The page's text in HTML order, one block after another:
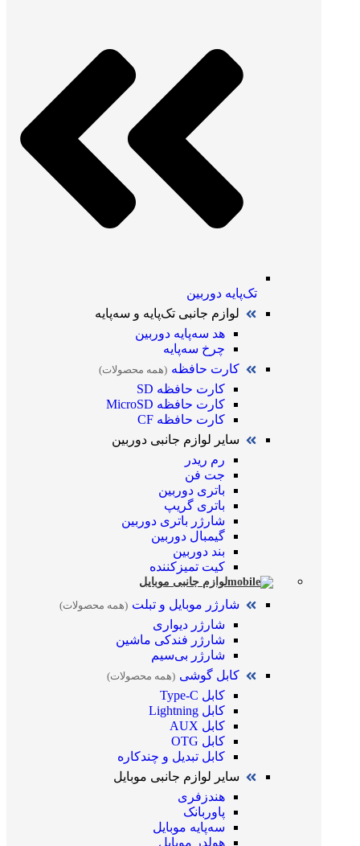
تک‌پایه دوربین
لوازم جانبی تک‌پایه و سه‌پایه
هد سه‌پایه دوربین
چرخ سه‌پایه
کارت حافظه (همه محصولات)
کارت حافظه SD
کارت حافظه MicroSD
کارت حافظه CF
سایر لوازم جانبی دوربین
رم ریدر
جت فن
باتری دوربین
باتری گریپ
شارژر باتری دوربین
گیمبال دوربین
بند دوربین
کیت تمیز‌کننده
لوازم جانبی موبایل
شارژر موبایل و تبلت (همه محصولات)
شارژر دیواری
شارژر فندکی ماشین
شارژر بی‌سیم
کابل گوشی (همه محصولات)
کابل Type-C
کابل Lightning
کابل AUX
کابل OTG
کابل تبدیل و چندکاره
سایر لوازم جانبی موبایل
هندزفری
پاوربانک
سه‌پایه موبایل
هولدر موبایل